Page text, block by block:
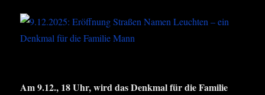
Am 9.12., 18 Uhr, wird das Denk­mal für die Fami­lie